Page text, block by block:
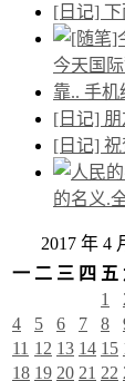
[日记]
今天国
靠.. 手机
[日记]
[日记]
的名义.
2017 年 4
一 二 三 四 五
1
4
5 6 7 8
11 12 13 14 15
18 19 20 21 22